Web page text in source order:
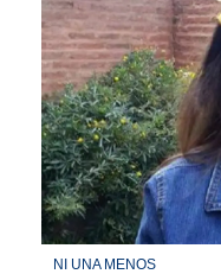
NI UNA MENOS